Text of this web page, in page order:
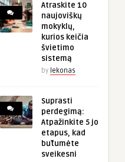
Atraskite 10
naujoviškų
mokyklų,
kurios keičia
švietimo
sistemą
by lekonas
Suprasti
perdegimą:
Atpažinkite 5 jo
etapus, kad
būtumėte
sveikesni